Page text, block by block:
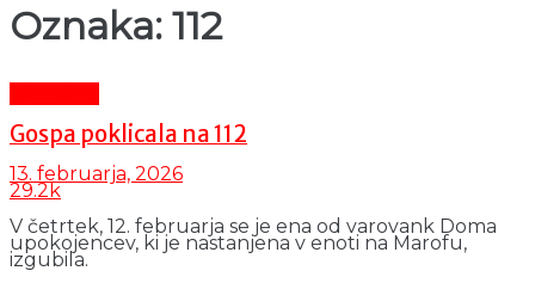
Oznaka: 112
Gospa poklicala na 112
13. februarja, 2026
29.2k
V četrtek, 12. februarja se je ena od varovank Doma
upokojencev, ki je nastanjena v enoti na Marofu,
izgubila.